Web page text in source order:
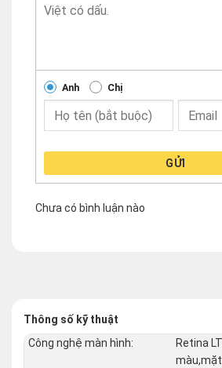
Anh Chị
GỬI
Chưa có bình luận nào
Thông số kỹ thuật
Công nghệ màn hình:
Retina
màu,mặt